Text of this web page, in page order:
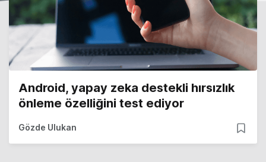
Android, yapay zeka destekli hırsızlık
önleme özelliğini test ediyor
Gözde Ulukan